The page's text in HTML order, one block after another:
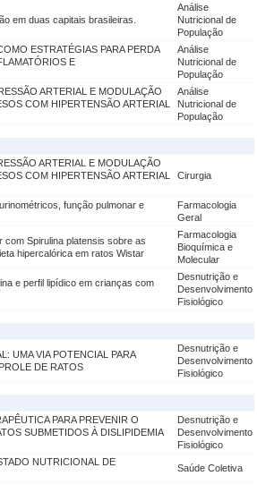
em duas capitais brasileiras.
Análise
Nutricional de
População
ESTRATÉGIAS PARA PERDA
E
Análise
Nutricional de
População
ARTERIAL E MODULAÇÃO
COM HIPERTENSÃO ARTERIAL
Análise
Nutricional de
População
ARTERIAL E MODULAÇÃO
COM HIPERTENSÃO ARTERIAL
Cirurgia
função pulmonar e
Farmacologia
Geral
com Spirulina platensis sobre as
hipercalórica em ratos Wistar
Farmacologia
Bioquímica e
Molecular
e perfil lipídico em crianças com
Desnutrição e
Desenvolvimento
Fisiológico
UMA VIA POTENCIAL PARA
DE RATOS
Desnutrição e
Desenvolvimento
Fisiológico
PARA PREVENIR O
SUBMETIDOS À DISLIPIDEMIA
Desnutrição e
Desenvolvimento
Fisiológico
NUTRICIONAL DE
Saúde Coletiva